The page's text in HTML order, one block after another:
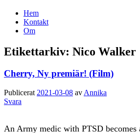
Hem
Kontakt
Om
Etikettarkiv: Nico Walker
Cherry, Ny premiär! (Film)
Publicerat 2021-03-08 av Annika
Svara
An Army medic with PTSD